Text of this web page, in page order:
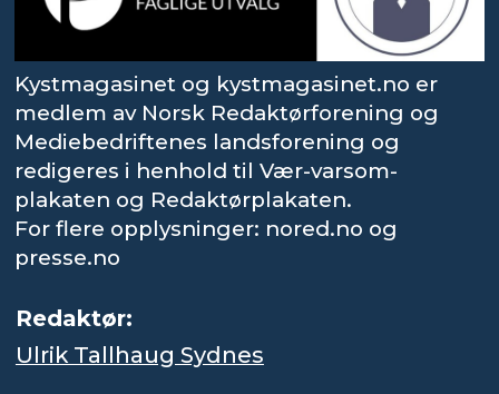
Kystmagasinet og kystmagasinet.no er
medlem av Norsk Redaktørforening og
Mediebedriftenes landsforening og
redigeres i henhold til Vær-varsom-
plakaten og Redaktørplakaten.
For flere opplysninger: nored.no og
presse.no
Redaktør:
Ulrik Tallhaug Sydnes